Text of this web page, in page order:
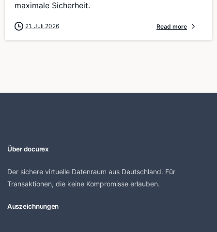
maximale Sicherheit.
21. Juli 2026 Read more
Über docurex
Der sichere virtuelle Datenraum aus Deutschland. Für
Transaktionen, die keine Kompromisse erlauben.
Auszeichnungen